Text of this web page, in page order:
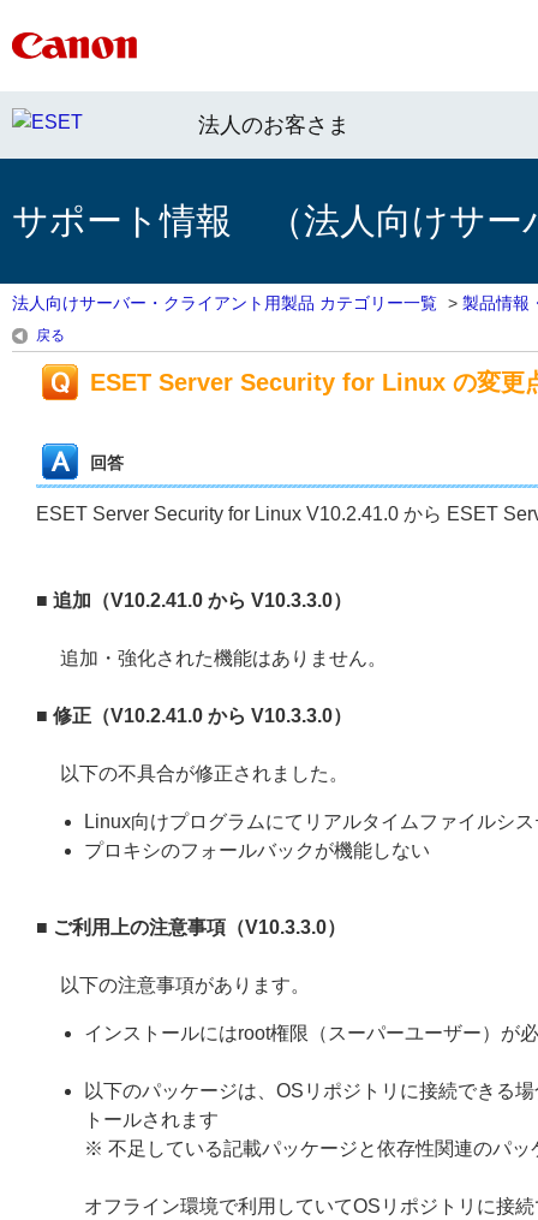
法人のお客さま
サポート情報 （法人向けサー
法人向けサーバー・クライアント用製品 カテゴリー一覧 > 製品情報
戻る
ESET Server Security for Linux の変更
回答
ESET Server Security for Linux V10.2.41.0 から ESET
■ 追加（V10.2.41.0 から V10.3.3.0）
追加・強化された機能はありません。
■ 修正（V10.2.41.0 から V10.3.3.0）
以下の不具合が修正されました。
Linux向けプログラムにてリアルタイムファイルシ
プロキシのフォールバックが機能しない
■ ご利用上の注意事項（V10.3.3.0）
以下の注意事項があります。
インストールにはroot権限（スーパーユーザー）が
以下のパッケージは、OSリポジトリに接続できる
トールされます
※ 不足している記載パッケージと依存性関連のパ
オフライン環境で利用していてOSリポジトリに接